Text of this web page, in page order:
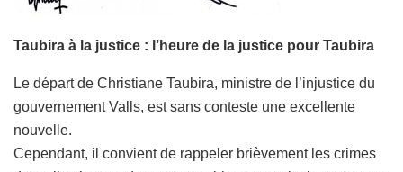
Taubira à la justice : l’heure de la justice pour Taubira
Le départ de Christiane Taubira, ministre de l’injustice du
gouvernement Valls, est sans conteste une excellente
nouvelle.
Cependant, il convient de rappeler brièvement les crimes